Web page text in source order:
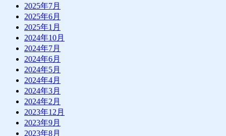
2025年7月
2025年6月
2025年1月
2024年10月
2024年7月
2024年6月
2024年5月
2024年4月
2024年3月
2024年2月
2023年12月
2023年9月
2023年8月